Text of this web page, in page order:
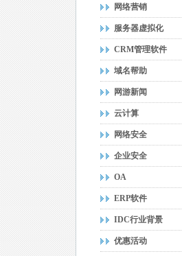
网络营销
服务器虚拟化
CRM管理软件
域名帮助
网游新闻
云计算
网络安全
企业安全
OA
ERP软件
IDC行业背景
优惠活动